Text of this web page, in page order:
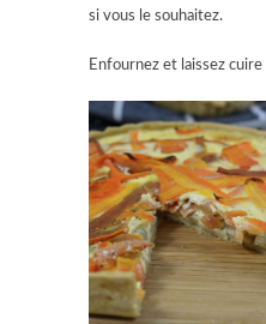
si vous le souhaitez.
Enfournez et laissez